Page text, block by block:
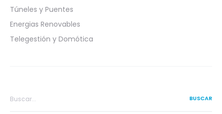
Túneles y Puentes
Energias Renovables
Telegestión y Domótica